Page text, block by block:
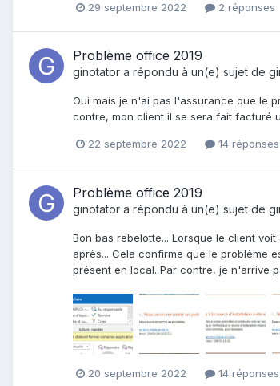
29 septembre 2022 2 réponses
Problème office 2019
ginotator a répondu à un(e) sujet de
Oui mais je n'ai pas l'assurance que le
contre, mon client il se sera fait facturé
22 septembre 2022 14 réponses
Problème office 2019
ginotator a répondu à un(e) sujet de
Bon bas rebelotte... Lorsque le client
après... Cela confirme que le problème
présent en local. Par contre, je n'arrive
20 septembre 2022 14 réponses